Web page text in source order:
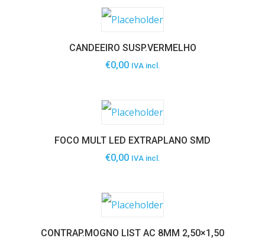
CANDEEIRO SUSP.VERMELHO
€0,00 IVA incl.
FOCO MULT LED EXTRAPLANO SMD
€0,00 IVA incl.
CONTRAP.MOGNO LIST AC 8MM 2,50×1,50